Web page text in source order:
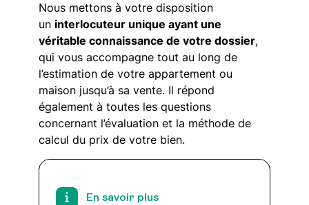
Nous mettons à votre disposition
un interlocuteur unique ayant une
véritable connaissance de votre dossier,
qui vous accompagne tout au long de
l’estimation de votre appartement ou
maison jusqu’à sa vente. Il répond
également à toutes les questions
concernant l’évaluation et la méthode de
calcul du prix de votre bien.
En savoir plus